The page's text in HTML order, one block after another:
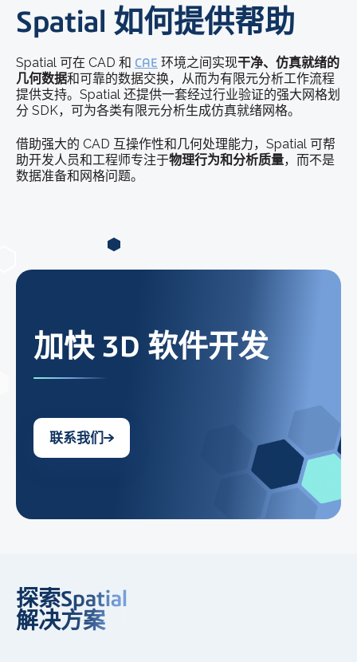
Spatial 如何提供帮助
Spatial 可在 CAD 和 CAE 环境之间实现干净、仿真就绪的
几何数据和可靠的数据交换，从而为有限元分析工作流程
提供支持。Spatial 还提供一套经过行业验证的强大网格划
分 SDK，可为各类有限元分析生成仿真就绪网格。
借助强大的 CAD 互操作性和几何处理能力，Spatial 可帮
助开发人员和工程师专注于物理行为和分析质量，而不是
数据准备和网格问题。
加快 3D 软件开发
联系我们
探索Spatial
解决方案